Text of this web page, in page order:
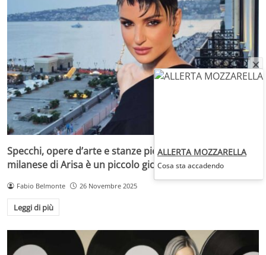
Specchi, opere d’arte e stanze piene di luce: la casa
milanese di Arisa è un piccolo gioiello
Fabio Belmonte 26 Novembre 2025
Leggi di più
ALLERTA MOZZARELLA
Cosa sta accadendo